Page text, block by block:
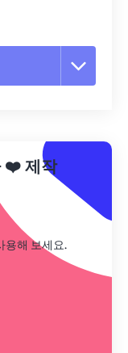
❤️제작
용해 보세요.